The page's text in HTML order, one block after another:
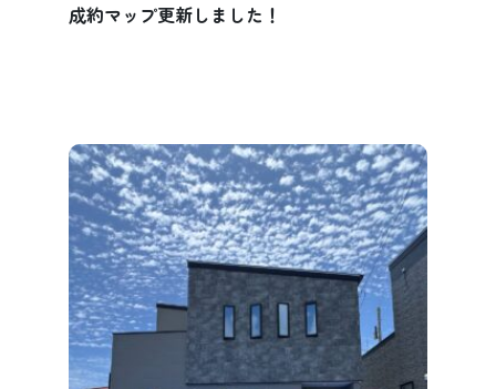
成約マップ更新しました！